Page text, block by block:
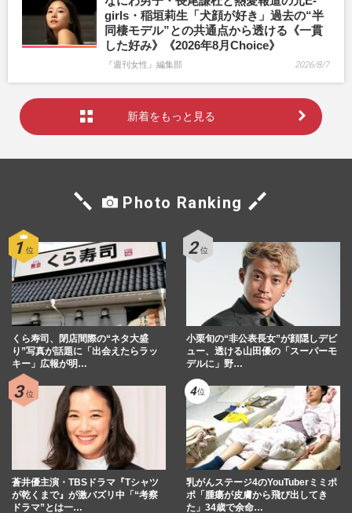
girls・稲垣莉生「犬顔が好き」過去の“半
同棲モデル”との共通点から透ける《一貫
した好み》《2026年8月Choice》
『週刊女性』編集部 2026/8/7
新着をもっと見る
Photo Ranking
くら寿司、閉店間際の“ネタ大盛
り”写真が話題に「出会えたらラッ
キー」広報が明…
小栗旬の“非公表長女”が顔隠しデビ
ュー、透ける山田優の「スーパーモ
デルに」野…
蒼井優主演・TBSドラマ『Tシャツ
が乾くまで』が激バズリ中「“考察
ドラマ”とは一…
乳がんステージ4のYouTuberミミポ
ポ「腫瘍が皮膚から飛び出してき
た」34歳で余命…